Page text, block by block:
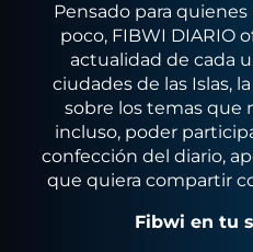
Pensado para
poco, FIBWI DIARIO
actualidad de cada
ciudades de las Islas,
sobre los temas que
incluso, poder
confección del diario,
que quiera compartir
Fibwi en tu